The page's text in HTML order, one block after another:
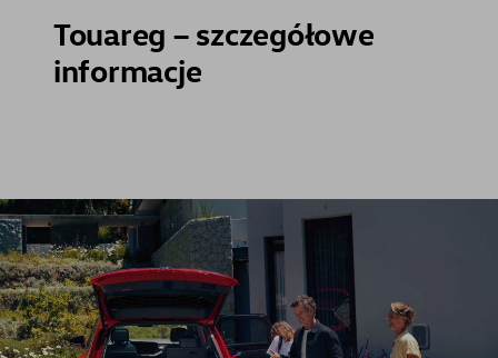
Touareg – szczegółowe
informacje